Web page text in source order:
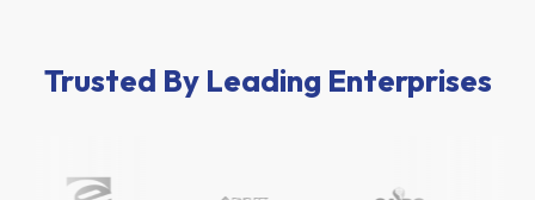
Trusted By Leading Enterprises